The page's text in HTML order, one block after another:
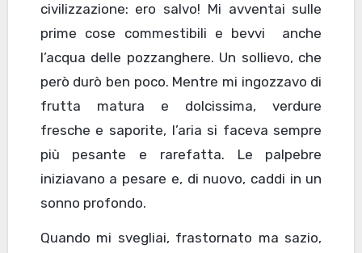
civilizzazione: ero salvo! Mi avventai sulle
prime cose commestibili e bevvi anche
l’acqua delle pozzanghere. Un sollievo, che
però durò ben poco. Mentre mi ingozzavo di
frutta matura e dolcissima, verdure
fresche e saporite, l’aria si faceva sempre
più pesante e rarefatta. Le palpebre
iniziavano a pesare e, di nuovo, caddi in un
sonno profondo.
Quando mi svegliai, frastornato ma sazio,